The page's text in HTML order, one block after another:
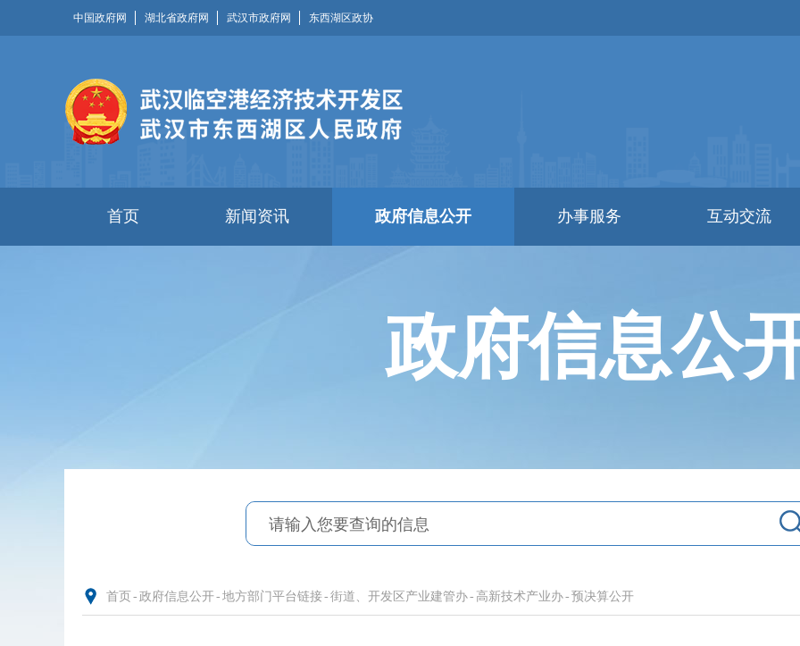
中国政府网 湖北省政府网 武汉市政府网 东西湖区政协
首页 新闻资讯 政府信息公开 办事服务 互动交流
政府信息公
首页 - 政府信息公开- 地方部门平台链接- 街道、开发区产业建管办- 高新技术产业办- 预决算公开